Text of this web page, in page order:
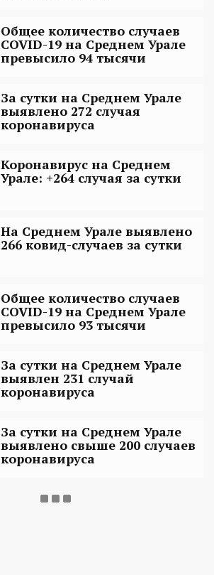
Общее количество случаев
COVID-19 на Среднем Урале
превысило 94 тысячи
За сутки на Среднем Урале
выявлено 272 случая
коронавируса
Коронавирус на Среднем
Урале: +264 случая за сутки
На Среднем Урале выявлено
266 ковид-случаев за сутки
Общее количество случаев
COVID-19 на Среднем Урале
превысило 93 тысячи
За сутки на Среднем Урале
выявлен 231 случай
коронавируса
За сутки на Среднем Урале
выявлено свыше 200 случаев
коронавируса